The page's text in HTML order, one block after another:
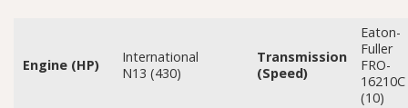
Engine (HP)
International
N13 (430)
Transmission
(Speed)
Eaton-
Fuller
FRO-
16210C
(10)